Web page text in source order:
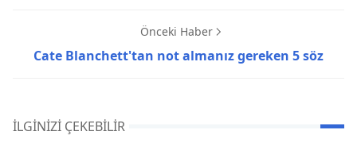
Önceki Haber
Cate Blanchett'tan not almanız gereken 5 söz
İLGINIZI ÇEKEBILIR